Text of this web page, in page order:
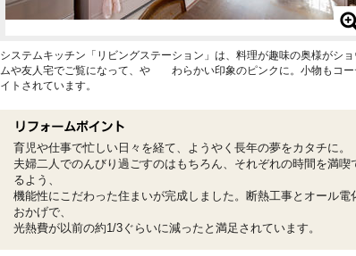
システムキッチン「リビングステーション」は、料理が趣味の奥様がショ
ムや友人宅でご覧になって、や わらかい印象のピンクに。小物もコー
イトされています。
育児や仕事で忙しい日々を経て、ようやく長年の夢をカタチに。
夫婦二人でのんびり過ごすのはもちろん、それぞれの時間を満喫
るよう、
機能性にこだわった住まいが完成しました。断熱工事とオール電
おかげで、
光熱費が以前の約1/3ぐらいに減ったと満足されています。